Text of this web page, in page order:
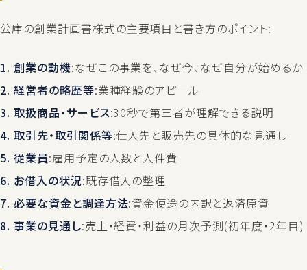
公庫の創業計画書様式の主要項目と書き方のポイント:
1. 創業の動機:なぜこの事業を、なぜ今、なぜ自分が始めるか
2. 経営者の略歴等:業種経験のアピール
3. 取扱商品・サービス:30秒で第三者が理解できる説明
4. 取引先・取引関係等:仕入先と販売先の具体的な見通し
5. 従業員:雇用予定の人数と人件費
6. お借入の状況:既存借入の整理
7. 必要な資金と調達方法:資金使途の内訳と返済原資
8. 事業の見通し:売上・経費・利益の月次予測(初年度・2年目)